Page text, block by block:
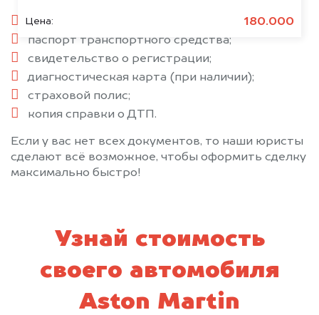
Цена: 180.000
паспорт гражданина РФ;
паспорт транспортного средства;
свидетельство о регистрации;
диагностическая карта (при наличии);
страховой полис;
копия справки о ДТП.
Если у вас нет всех документов, то наши юристы
сделают всё возможное, чтобы оформить сделку
максимально быстро!
Узнай стоимость
своего автомобиля
Aston Martin